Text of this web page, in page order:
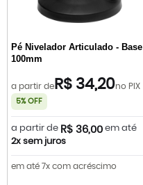
Pé Nivelador Articulado - Base
100mm
a partir de R$ 34,20no PIX
5% OFF
a partir de R$ 36,00 em até
2x sem juros
em até 7x com acréscimo